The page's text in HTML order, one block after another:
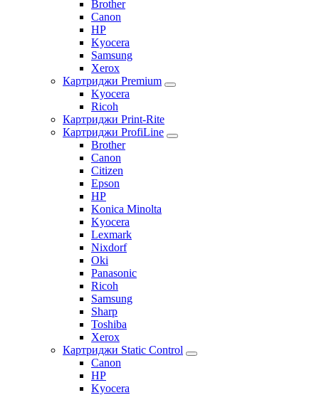
Brother
Canon
HP
Kyocera
Samsung
Xerox
Картриджи Premium
Kyocera
Ricoh
Картриджи Print-Rite
Картриджи ProfiLine
Brother
Canon
Citizen
Epson
HP
Konica Minolta
Kyocera
Lexmark
Nixdorf
Oki
Panasonic
Ricoh
Samsung
Sharp
Toshiba
Xerox
Картриджи Static Control
Canon
HP
Kyocera